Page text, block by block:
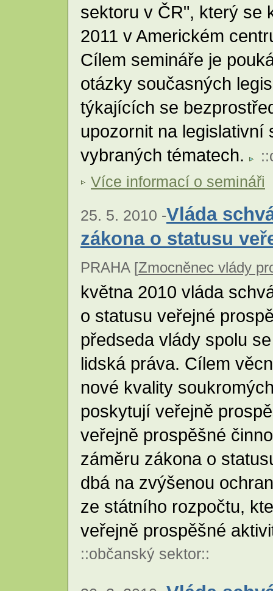
sektoru v ČR", který se
2011 v Americkém
Cílem semináře je
otázky současných
týkajících se
upozornit na legislativní
vybraných tématech.
::
Více informací o semináři
25. 5. 2010 -Vláda
zákona o statusu
PRAHA [Zmocněnec vlády
května 2010 vláda
o statusu veřejné
předseda vlády spolu
lidská práva. Cílem
nové kvality
poskytují veřejně
veřejně prospěšné
záměru zákona o
dbá na zvýšenou
ze státního rozpočtu,
veřejně prospěšné
::občanský sektor::